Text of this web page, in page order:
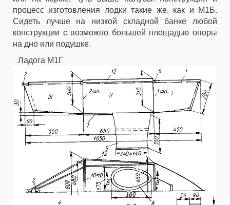
процесс изготовления лодки такие же, как и М1Б.
Сидеть лучше на низкой складной банке любой
конструкции с возможно большей площадью опоры
на дно или подушке.
Ладога М1Г